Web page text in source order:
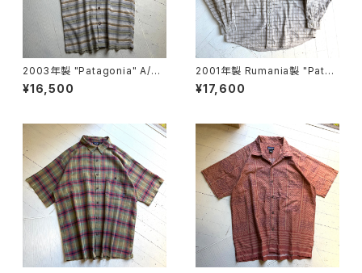
2003年製 "Patagonia" A/C
Yarn-Dye shirt
¥16,500
2001年製 Rumania製 "Patag
onia" stretch work shirt
¥17,600